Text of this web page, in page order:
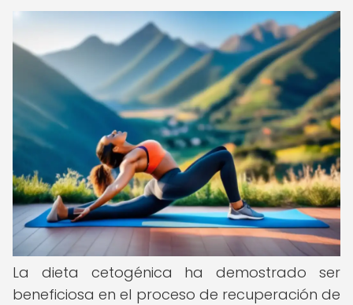
La dieta cetogénica ha demostrado ser
beneficiosa en el proceso de recuperación de